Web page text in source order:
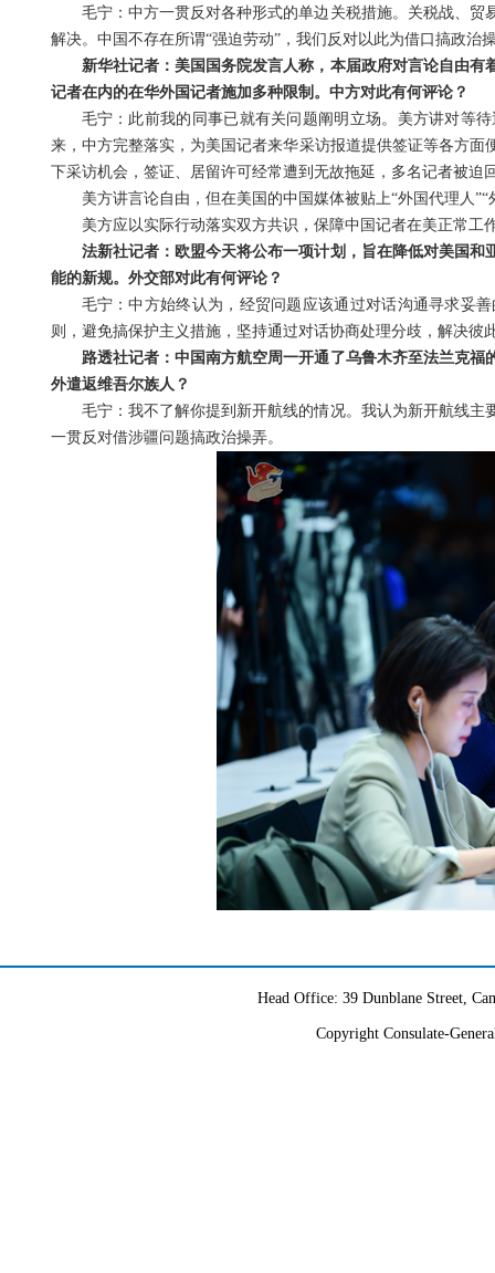
毛宁：中方一贯反对各种形式的单边关税措施。关税战、
解决。中国不存在所谓“强迫劳动”，我们反对以此为借口搞政治
新华社记者：美国国务院发言人称，本届政府对言论自由
记者在内的在华外国记者施加多种限制。中方对此有何评论？
毛宁：此前我的同事已就有关问题阐明立场。美方讲对等
来，中方完整落实，为美国记者来华采访报道提供签证等各方
下采访机会，签证、居留许可经常遭到无故拖延，多名记者被
美方讲言论自由，但在美国的中国媒体被贴上“外国代理人
美方应以实际行动落实双方共识，保障中国记者在美正常工
法新社记者：欧盟今天将公布一项计划，旨在降低对美国
能的新规。外交部对此有何评论？
毛宁：中方始终认为，经贸问题应该通过对话沟通寻求妥
则，避免搞保护主义措施，坚持通过对话协商处理分歧，解决彼
路透社记者：中国南方航空周一开通了乌鲁木齐至法兰克
外遣返维吾尔族人？
毛宁：我不了解你提到新开航线的情况。我认为新开航线
一贯反对借涉疆问题搞政治操弄。
Head Office: 39 Dunblane Street,
Copyright Consulate-